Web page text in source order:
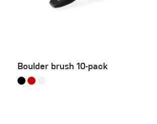
Boulder brush 10-pack